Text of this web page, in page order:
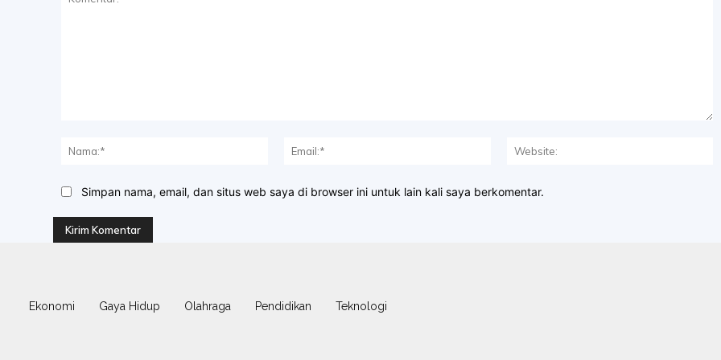
Nama:*
Email:*
Simpan nama, email, dan situs web saya di browser ini untuk lain kali saya berkomentar.
Ekonomi Gaya Hidup Olahraga Pendidikan Teknologi